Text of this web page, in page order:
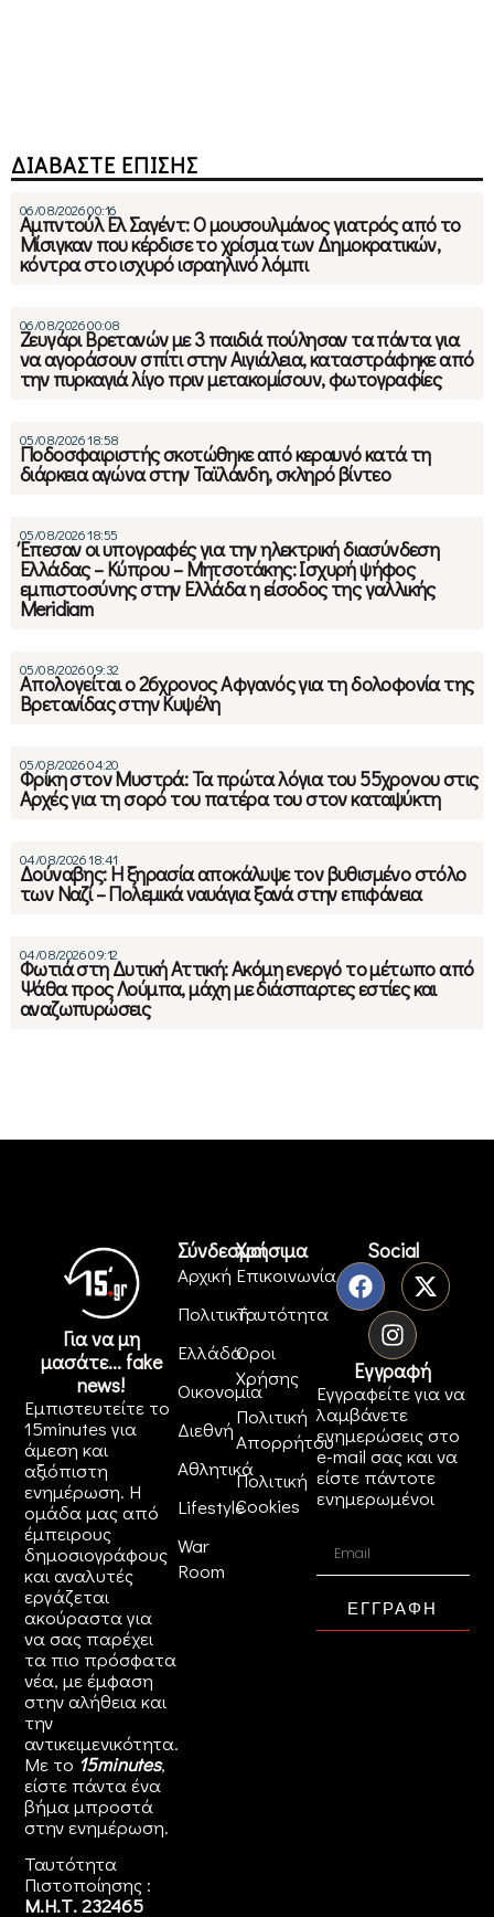
ΔΙΑΒΑΣΤΕ ΕΠΙΣΗΣ
06/08/2026 00:16
Αμπντούλ Ελ Σαγέντ: Ο μουσουλμάνος γιατρός από το
Μίσιγκαν που κέρδισε το χρίσμα των Δημοκρατικών,
κόντρα στο ισχυρό ισραηλινό λόμπι
06/08/2026 00:08
Ζευγάρι Βρετανών με 3 παιδιά πούλησαν τα πάντα για
να αγοράσουν σπίτι στην Αιγιάλεια, καταστράφηκε από
την πυρκαγιά λίγο πριν μετακομίσουν, φωτογραφίες
05/08/2026 18:58
Ποδοσφαιριστής σκοτώθηκε από κεραυνό κατά τη
διάρκεια αγώνα στην Ταϊλάνδη, σκληρό βίντεο
05/08/2026 18:55
Έπεσαν οι υπογραφές για την ηλεκτρική διασύνδεση
Ελλάδας – Κύπρου – Μητσοτάκης: Ισχυρή ψήφος
εμπιστοσύνης στην Ελλάδα η είσοδος της γαλλικής
Meridiam
05/08/2026 09:32
Απολογείται ο 26χρονος Αφγανός για τη δολοφονία της
Βρετανίδας στην Κυψέλη
05/08/2026 04:20
Φρίκη στον Μυστρά: Τα πρώτα λόγια του 55χρονου στις
Αρχές για τη σορό του πατέρα του στον καταψύκτη
04/08/2026 18:41
Δούναβης: Η ξηρασία αποκάλυψε τον βυθισμένο στόλο
των Ναζί – Πολεμικά ναυάγια ξανά στην επιφάνεια
04/08/2026 09:12
Φωτιά στη Δυτική Αττική: Ακόμη ενεργό το μέτωπο από
Ψάθα προς Λούμπα, μάχη με διάσπαρτες εστίες και
αναζωπυρώσεις
Για να μη
μασάτε... fake
news!
Εμπιστευτείτε το
15minutes για
άμεση και
αξιόπιστη
ενημέρωση. Η
ομάδα μας από
έμπειρους
δημοσιογράφους
και αναλυτές
εργάζεται
ακούραστα για
να σας παρέχει
τα πιο πρόσφατα
νέα, με έμφαση
στην αλήθεια και
την
αντικειμενικότητα.
Με το 15minutes,
είστε πάντα ένα
βήμα μπροστά
στηνενημέρωση.
Ταυτότητα
Πιστοποίησης :
Μ.Η.Τ. 232465
Σύνδεσμοι
Αρχική
Πολιτική
Ελλάδα
Οικονομία
Διεθνή
Αθλητικά
Lifestyle
War
Room
Χρήσιμα
Επικοινωνία
Ταυτότητα
Όροι
Χρήσης
Πολιτική
Απορρήτου
Πολιτική
Cookies
Social
Εγγραφή
Εγγραφείτε για να
λαμβάνετε
ενημερώσεις στο
e-mail σας και να
είστε πάντοτε
ενημερωμένοι
ΕΓΓΡΑΦΗ